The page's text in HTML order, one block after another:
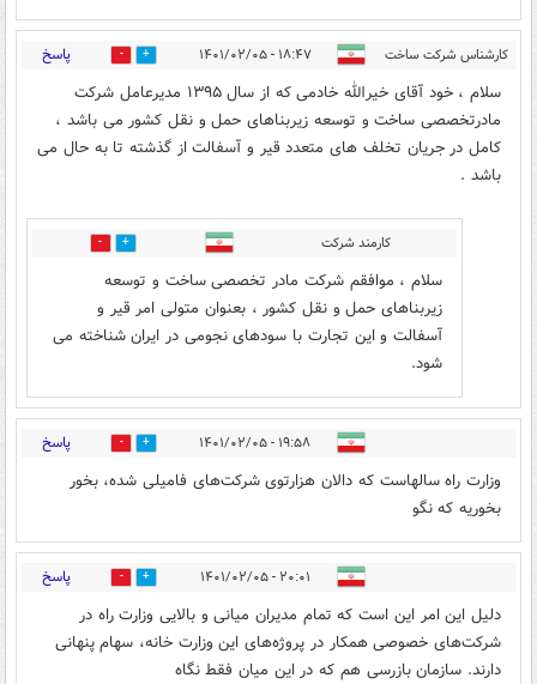
کارشناس شرکت ساخت ۱۸:۴۷ - ۱۴۰۱/۰۲/۰۵ 3 پاسخ
سلام ، خود آقای خیرالله خادمی که از سال ۱۳۹۵ مدیرعامل شرکت
مادرتخصصی ساخت و توسعه زیربناهای حمل و نقل کشور می باشد ،
کامل در جریان تخلف های متعدد قیر و آسفالت از گذشته تا به حال می
باشد .
کارمند شرکت 4
سلام ، موافقم شرکت مادر تخصصی ساخت و توسعه
زیربناهای حمل و نقل کشور ، بعنوان متولی امر قیر و
آسفالت و این تجارت با سودهای نجومی در ایران شناخته می
شود.
۱۹:۵۸ - ۱۴۰۱/۰۲/۰۵ 8 پاسخ
وزارت راه سالهاست که دالان هزارتوی شرکت‌های فامیلی شده، بخور
بخوریه که نگو
۲۰:۰۱ - ۱۴۰۱/۰۲/۰۵ 6 پاسخ
دلیل این امر این است که تمام مدیران میانی و بالایی وزارت راه در
شرکت‌های خصوصی همکار در پروژه‌های این وزارت خانه، سهام پنهانی
دارند. سازمان بازرسی هم که در این میان فقط نگاه